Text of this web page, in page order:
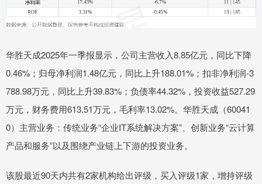
华胜天成2025年一季报显示，公司主营收入8.85亿元，同比下降
0.46%；归母净利润1.48亿元，同比上升188.01%；扣非净利润-3
788.98万元，同比上升39.83%；负债率44.32%，投资收益527.29
万元，财务费用613.51万元，毛利率13.02%。华胜天成（60041
0）主营业务：传统业务“企业IT系统解决方案”、创新业务“云计算
产品和服务”以及围绕产业链上下游的投资业务。
该股最近90天内共有2家机构给出评级，买入评级1家，增持评级